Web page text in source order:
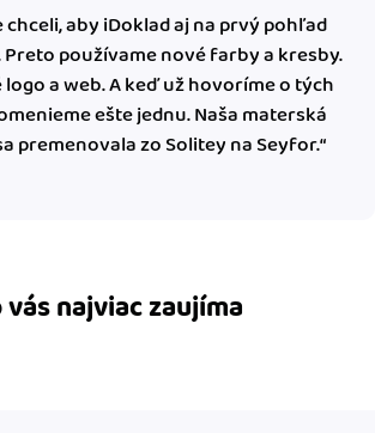
aby iDoklad aj na prvý pohľad
používame nové farby a kresby.
logo a web. A keď už hovoríme o tých
ešte jednu. Naša materská
premenovala zo Solitey na Seyfor.“
vás najviac zaujíma